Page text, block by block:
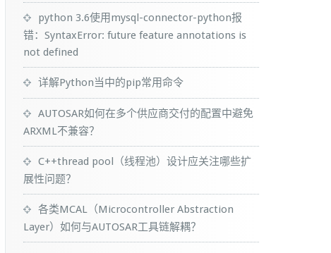
python 3.6使用mysql-connector-python报
错：SyntaxError: future feature annotations is
not defined
详解Python当中的pip常用命令
AUTOSAR如何在多个供应商交付的配置中避免
ARXML不兼容？
C++thread pool（线程池）设计应关注哪些扩
展性问题？
各类MCAL（Microcontroller Abstraction
Layer）如何与AUTOSAR工具链解耦？